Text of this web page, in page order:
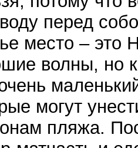
перед
место – это
волны, но
могут
пляжа.